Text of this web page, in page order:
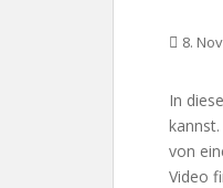
8.
In
von
Video